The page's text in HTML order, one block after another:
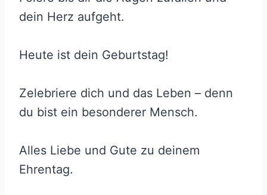
dein Herz aufgeht.
Heute ist dein Geburtstag!
Zelebriere dich und das Leben – denn
du bist ein besonderer Mensch.
Alles Liebe und Gute zu deinem
Ehrentag.